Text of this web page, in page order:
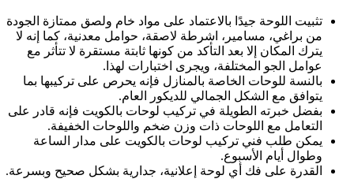
تثبيت اللوحة جيدًا بالاعتماد على مواد خام ولصق ممتازة الجودة
من براغي، مسامير، اشرطة لاصقة، حوامل معدنية، كما إنه لا
يترك المكان إلا بعد التأكد من كونها ثابتة مستقرة لا تتأثر مع
عوامل الجو المختلفة، ويجرى اختبارات لهذا.
بالنسة للوحات الخاصة بالمنازل فإنه يحرص على تركيبها بما
يتوافق مع الشكل الجمالي للديكور العام.
بفضل خبرته الطويلة في تركيب لوحات بالكويت فإنه قادر على
التعامل مع اللوحات ذات وزن ضخم واللوحات الخفيفة.
يمكن طلب فني تركيب لوحات بالكويت على مدار الساعة
وطوال أيام الأسبوع.
القدرة على فك أي لوحة إعلانية، جدارية بشكل صحيح وبسرعة.